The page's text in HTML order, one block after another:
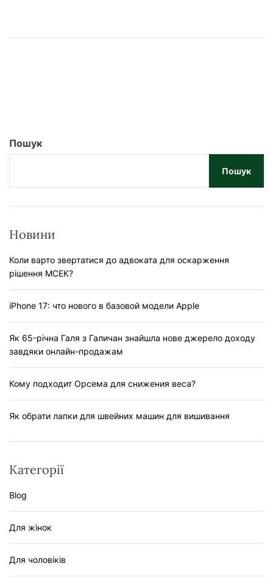
Пошук
Пошук
Новини
Коли варто звертатися до адвоката для оскарження
рішення МСЕК?
iPhone 17: что нового в базовой модели Apple
Як 65-річна Галя з Галичан знайшла нове джерело доходу
завдяки онлайн-продажам
Кому подходит Орсема для снижения веса?
Як обрати лапки для швейних машин для вишивання
Категорії
Blog
Для жінок
Для чоловіків